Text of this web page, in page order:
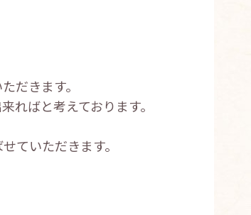
だきます。
ばと考えております。
ていただきます。